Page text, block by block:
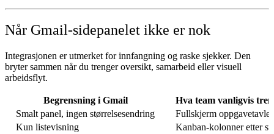
Når Gmail-sidepanelet ikke er nok
Integrasjonen er utmerket for innfangning og raske sjekker. Den
bryter sammen når du trenger oversikt, samarbeid eller visuell
arbeidsflyt.
Begrensning i Gmail
Hva team vanligvis
Smalt panel, ingen størrelsesendring
Fullskjerm oppgavetavle
Kun listevisning
Kanban-kolonner etter